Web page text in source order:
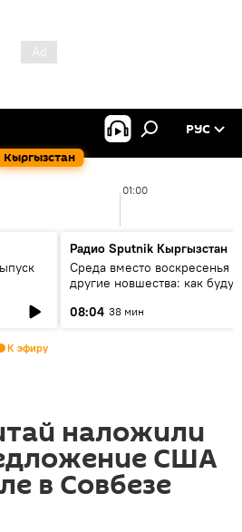
Кыргызстан
РУС
01:00
Радио Sputnik Кыргызстан
Среда вместо воскресенья и
другие новшества: как будут
08:04 38 мин
К эфиру
наложили
США
в Совбезе